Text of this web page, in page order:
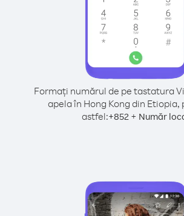
Formați numărul de pe tastatura
apela în Hong Kong din Etiopia,
astfel:+852 + Număr